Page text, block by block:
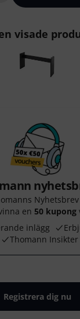
visade
en 50 kupong
inlägg
Thomann Insikter
Registrera dig nu